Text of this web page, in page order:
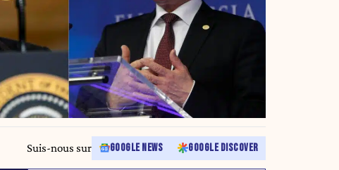
Suis-nous sur GOOGLE NEWS GOOGLE DISCOVER